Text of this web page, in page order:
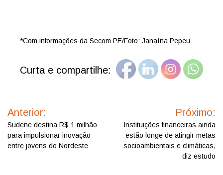
*Com informações da Secom PE/Foto: Janaína Pepeu
Curta e compartilhe:
de
Anterior:
Sudene destina R$ 1 milhão
para impulsionar inovação
entre jovens do Nordeste
Próximo:
Instituições financeiras ainda
estão longe de atingir metas
socioambientais e climáticas,
diz estudo